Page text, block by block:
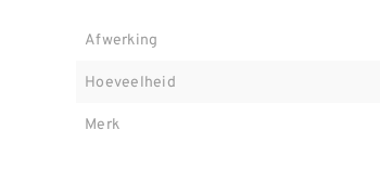
Afwerking
Hoeveelheid
Merk